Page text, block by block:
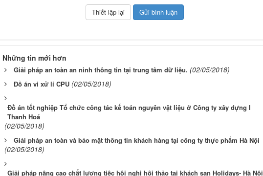
Những tin mới hơn
Giải pháp an toàn an ninh thông tin tại trung tâm dữ liệu. (02/05/2018)
Đồ án vi xử lí CPU (02/05/2018)
Đồ án tốt nghiệp Tổ chức công tác kế toán nguyên vật liệu ở Công ty xây dựng I
Thanh Hoá
(02/05/2018)
Giải pháp an toàn và bảo mật thông tin khách hàng tại công ty thực phẩm Hà Nội
(02/05/2018)
Giải pháp nâng cao chất lượng tiệc hội nghị hội thảo tại khách sạn Holidays- Hà Nội